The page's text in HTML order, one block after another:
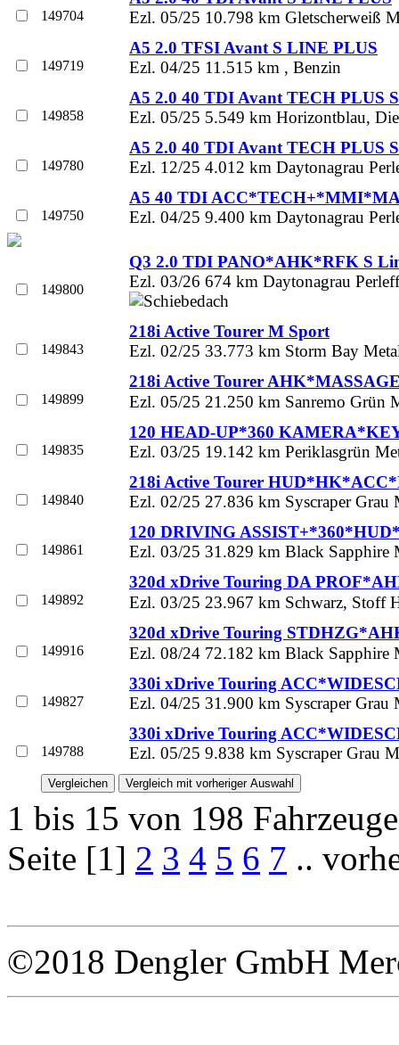
149704
Ezl. 05/25 10.798 km Gletscherweiß
149719
A5 2.0 TFSI Avant S LINE PLUS
Ezl. 04/25 11.515 km , Benzin
149858
A5 2.0 40 TDI Avant TECH PLUS
Ezl. 05/25 5.549 km Horizontblau,
149780
A5 2.0 40 TDI Avant TECH PLUS
Ezl. 12/25 4.012 km Daytonagrau
149750
A5 40 TDI
Ezl. 04/25 9.400 km Daytonagrau
149800
Q3 2.0 TDI PANO*AHK*RFK S
Ezl. 03/26 674 km Daytonagrau
149843
218i Active Tourer M Sport
Ezl. 02/25 33.773 km Storm Bay
149899
218i Active Tourer
Ezl. 05/25 21.250 km Sanremo Grün
149835
120 HEAD-UP*360
Ezl. 03/25 19.142 km Periklasgrün
149840
218i Active Tourer
Ezl. 02/25 27.836 km Syscraper Grau
149861
120 DRIVING
Ezl. 03/25 31.829 km Black Sapphire
149892
320d xDrive Touring DA
Ezl. 03/25 23.967 km Schwarz, Stoff
149916
320d xDrive Touring
Ezl. 08/24 72.182 km Black Sapphire
149827
330i xDrive Touring
Ezl. 04/25 31.900 km Syscraper
149788
330i xDrive Touring
Ezl. 05/25 9.838 km Syscraper Grau
1 bis 15 von 198
Seite [1] 2 3 4 5 6 7 ..
©2018 Dengler GmbH